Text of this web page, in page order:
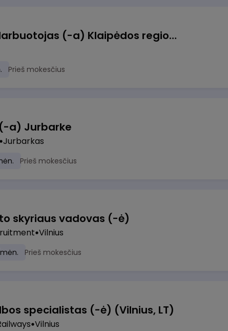
Pagalbinis darbuotojas (-a) Klaipėdos regioninėje kepykloje (indų plovime)
Prieš mokesčius
a) Jurbarke
Jurbarkas
Prieš mokesčius
skyriaus vadovas (-ė)
Vilnius
Prieš mokesčius
specialistas (-ė) (Vilnius, LT)
Vilnius